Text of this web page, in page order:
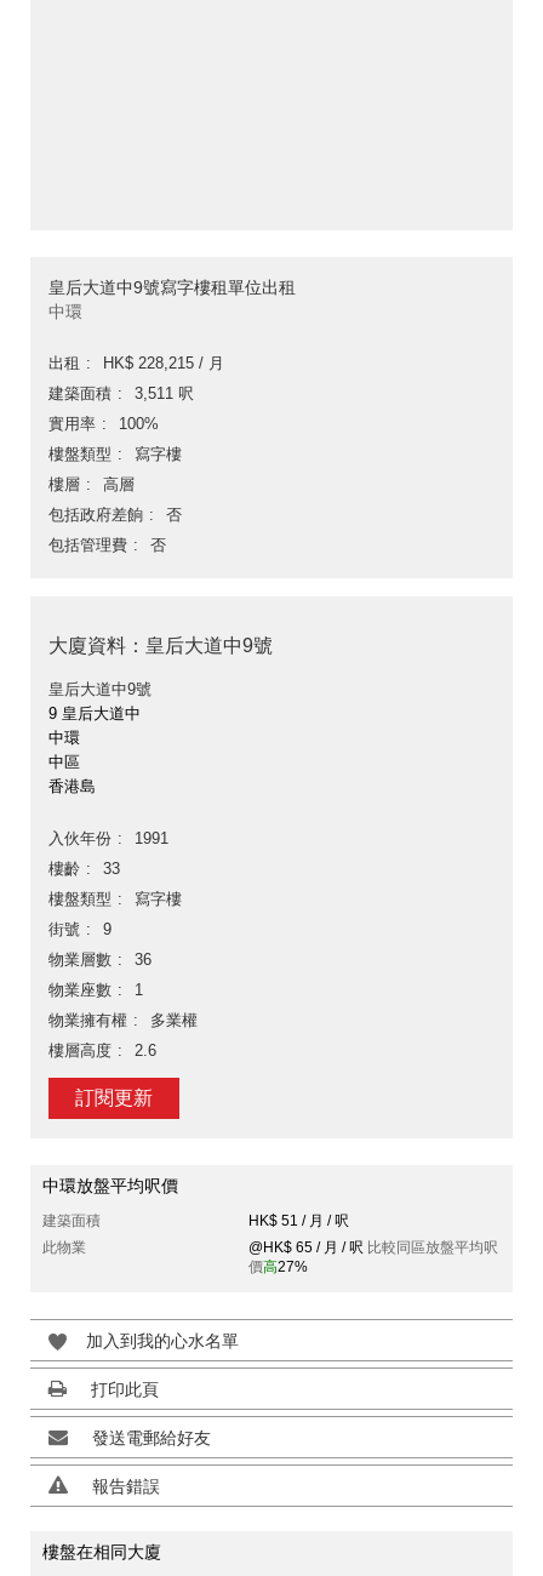
皇后大道中9號寫字樓租單位出租
中環
出租
HK$ 228,215 / 月
建築面積
3,511 呎
實用率
100%
樓盤類型
寫字樓
樓層
高層
包括政府差餉
否
包括管理費
否
大廈資料：皇后大道中9號
皇后大道中9號
9 皇后大道中
中環
中區
香港島
入伙年份
1991
樓齡
33
樓盤類型
寫字樓
街號
9
物業層數
36
物業座數
1
物業擁有權
多業權
樓層高度
2.6
訂閱更新
中環放盤平均呎價
建築面積
HK$ 51 / 月 / 呎
此物業
@HK$ 65 / 月 / 呎 比較同區放盤平均呎
價高27%
加入到我的心水名單
打印此頁
發送電郵給好友
報告錯誤
樓盤在相同大廈